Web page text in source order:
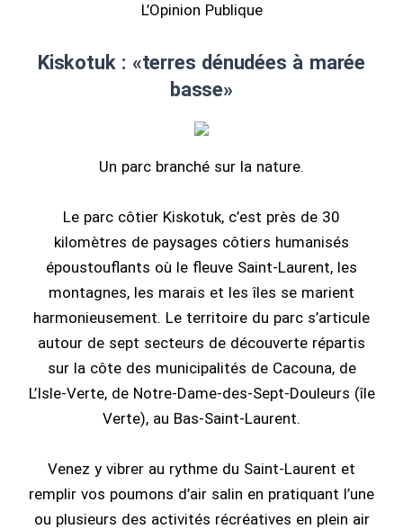
L’Opinion Publique
Kiskotuk : «terres dénudées à marée
basse»
Un parc branché sur la nature.
Le parc côtier Kiskotuk, c’est près de 30
kilomètres de paysages côtiers humanisés
époustouflants où le fleuve Saint-Laurent, les
montagnes, les marais et les îles se marient
harmonieusement. Le territoire du parc s’articule
autour de sept secteurs de découverte répartis
sur la côte des municipalités de Cacouna, de
L’Isle-Verte, de Notre-Dame-des-Sept-Douleurs (île
Verte), au Bas-Saint-Laurent.
Venez y vibrer au rythme du Saint-Laurent et
remplir vos poumons d’air salin en pratiquant l’une
ou plusieurs des activités récréatives en plein air